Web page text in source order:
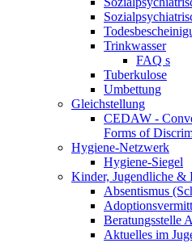
Trinkwasser
FAQ s
Tuberkulose
Umbettung
Gleichstellung
CEDAW -
Forms of
Hygiene-Netzwerk
Hygiene-Siegel
Kinder, Jugendliche &
Absentismus
Beratungsstelle
Aktuelles im